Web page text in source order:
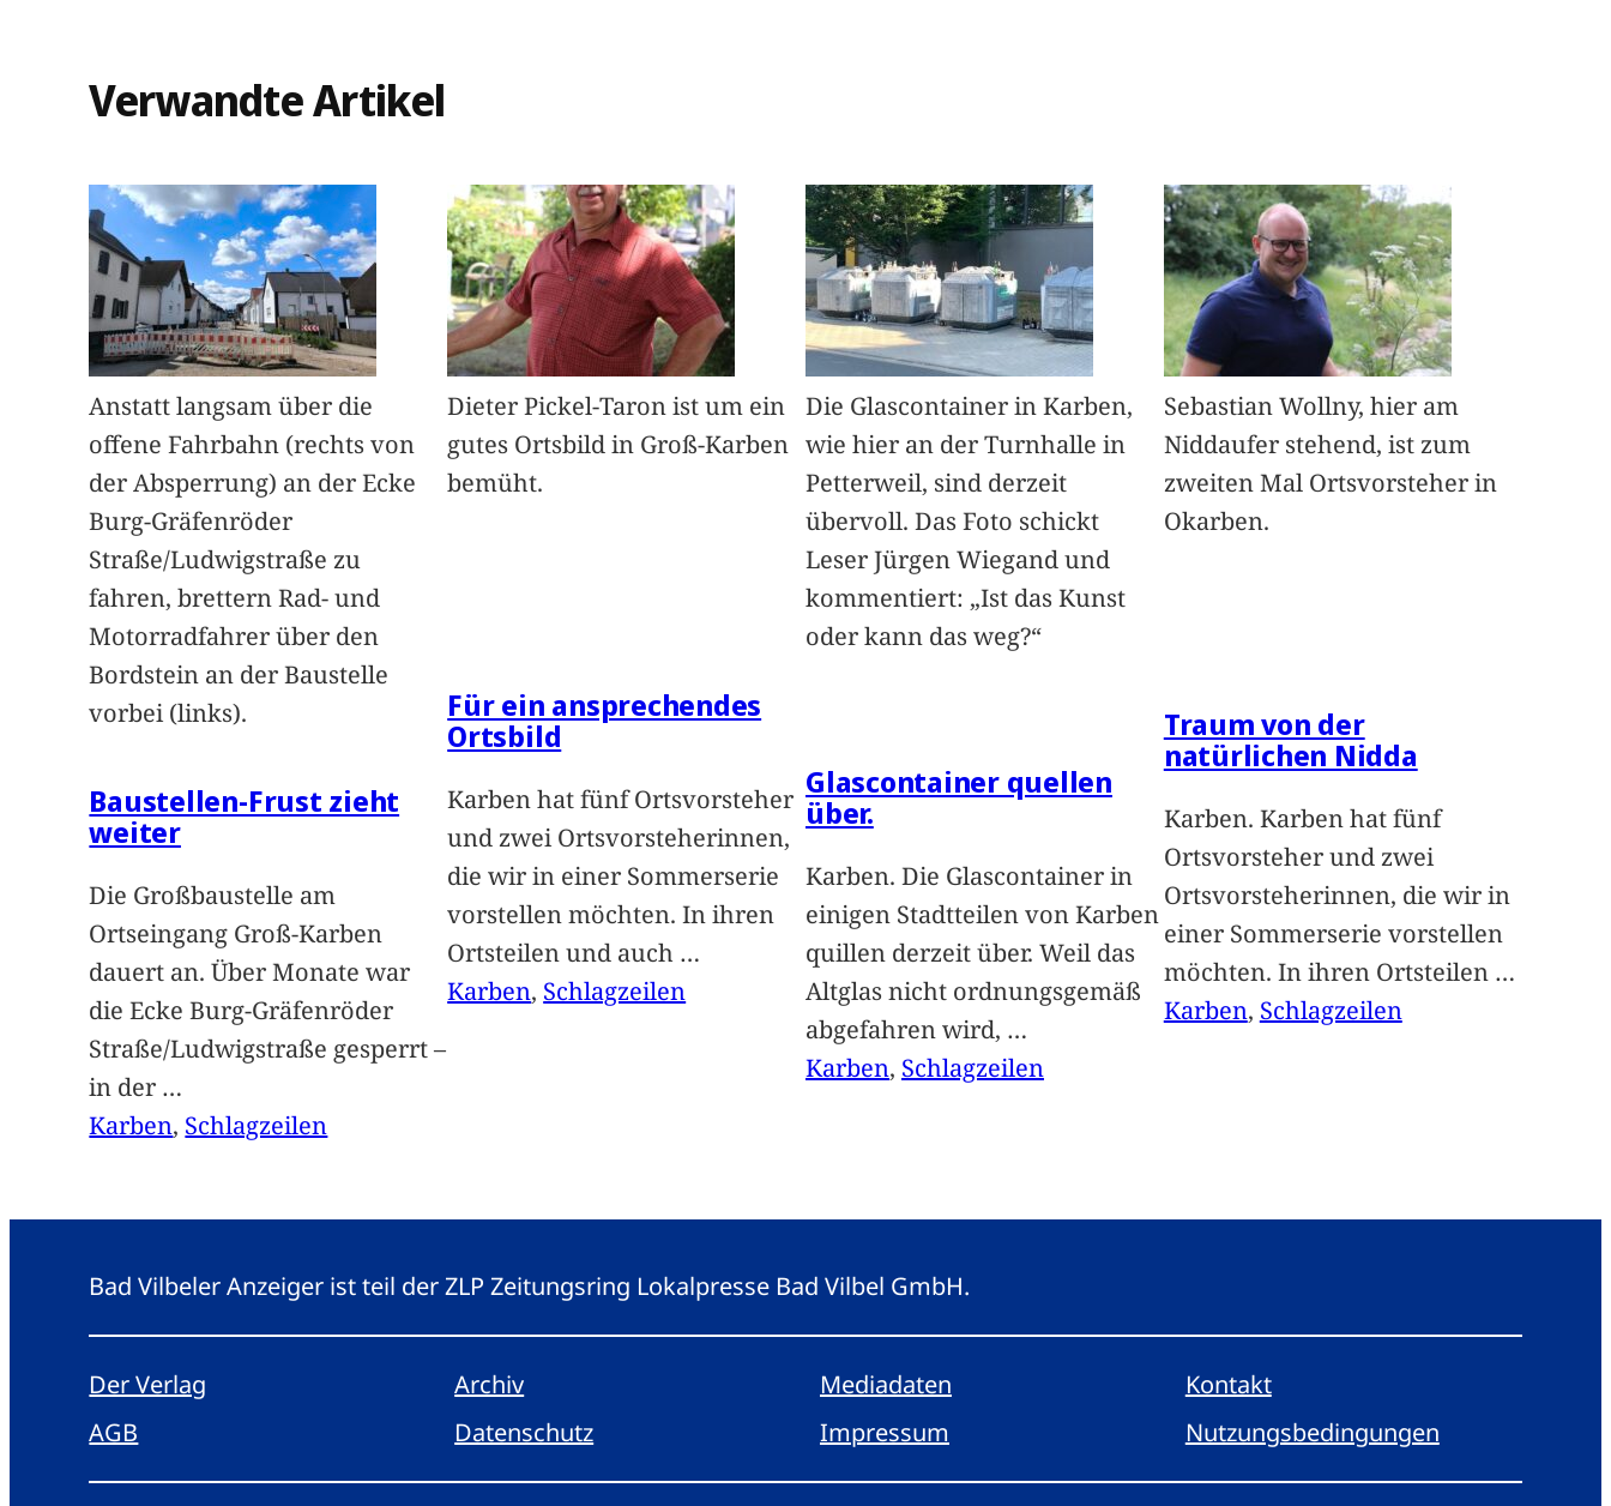
Verwandte Artikel
Anstatt langsam über die
offene Fahrbahn (rechts von
der Absperrung) an der Ecke
Burg-Gräfenröder
Straße/Ludwigstraße zu
fahren, brettern Rad- und
Motorradfahrer über den
Bordstein an der Baustelle
vorbei (links).
Baustellen-Frust zieht
weiter
Die Großbaustelle am
Ortseingang Groß-Karben
dauert an. Über Monate war
die Ecke Burg-Gräfenröder
Straße/Ludwigstraße gesperrt –
in der …
Karben, Schlagzeilen
Dieter Pickel-Taron ist um ein
gutes Ortsbild in Groß-Karben
bemüht.
Für ein ansprechendes
Ortsbild
Karben hat fünf Ortsvorsteher
und zwei Ortsvorsteherinnen,
die wir in einer Sommerserie
vorstellen möchten. In ihren
Ortsteilen und auch …
Karben, Schlagzeilen
Die Glascontainer in Karben,
wie hier an der Turnhalle in
Petterweil, sind derzeit
übervoll. Das Foto schickt
Leser Jürgen Wiegand und
kommentiert: „Ist das Kunst
oder kann das weg?“
Glascontainer quellen
über.
Karben. Die Glascontainer in
einigen Stadtteilen von Karben
quillen derzeit über. Weil das
Altglas nicht ordnungsgemäß
abgefahren wird, …
Karben, Schlagzeilen
Sebastian Wollny, hier am
Niddaufer stehend, ist zum
zweiten Mal Ortsvorsteher in
Okarben.
Traum von der
natürlichen Nidda
Karben. Karben hat fünf
Ortsvorsteher und zwei
Ortsvorsteherinnen, die wir in
einer Sommerserie vorstellen
möchten. In ihren Ortsteilen …
Karben, Schlagzeilen
Bad Vilbeler Anzeiger ist teil der ZLP Zeitungsring Lokalpresse Bad Vilbel GmbH.
Der Verlag Archiv Mediadaten
Kontakt
AGB
Datenschutz Impressum Nutzungsbedingungen